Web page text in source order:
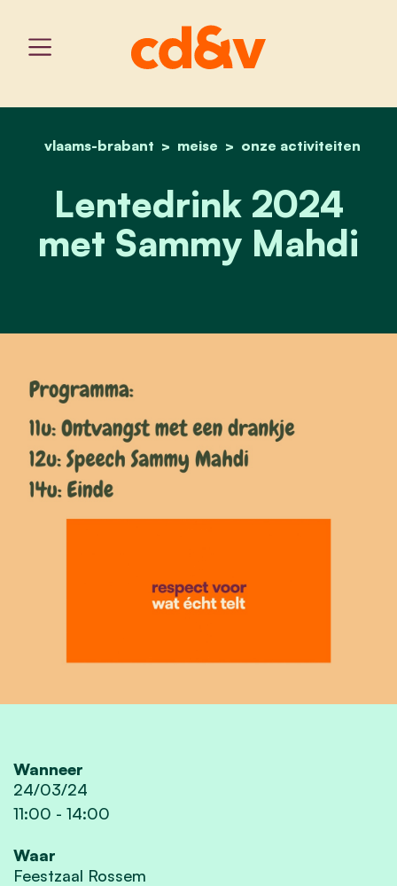
home
vlaams-brabant meise onze activiteiten
lentedrink 2024
Lentedrink 2024
met Sammy Mahdi
Wanneer
24/03/24
11:00 - 14:00
Waar
Feestzaal Rossem